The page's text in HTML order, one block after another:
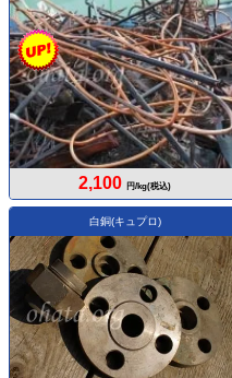
2,100 円/kg(税込)
白銅(キュプロ)